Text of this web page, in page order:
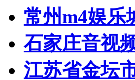
常州m4娱乐
石家庄音视
江苏省金坛